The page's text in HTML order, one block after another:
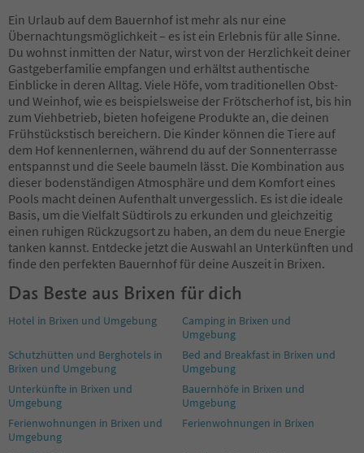
Ein Urlaub auf dem Bauernhof ist mehr als nur eine
Übernachtungsmöglichkeit – es ist ein Erlebnis für alle Sinne.
Du wohnst inmitten der Natur, wirst von der Herzlichkeit deiner
Gastgeberfamilie empfangen und erhältst authentische
Einblicke in deren Alltag. Viele Höfe, vom traditionellen Obst-
und Weinhof, wie es beispielsweise der Frötscherhof ist, bis hin
zum Viehbetrieb, bieten hofeigene Produkte an, die deinen
Frühstückstisch bereichern. Die Kinder können die Tiere auf
dem Hof kennenlernen, während du auf der Sonnenterrasse
entspannst und die Seele baumeln lässt. Die Kombination aus
dieser bodenständigen Atmosphäre und dem Komfort eines
Pools macht deinen Aufenthalt unvergesslich. Es ist die ideale
Basis, um die Vielfalt Südtirols zu erkunden und gleichzeitig
einen ruhigen Rückzugsort zu haben, an dem du neue Energie
tanken kannst. Entdecke jetzt die Auswahl an Unterkünften und
finde den perfekten Bauernhof für deine Auszeit in Brixen.
Das Beste aus Brixen für dich
Hotel in Brixen und Umgebung
Camping in Brixen und
Umgebung
Schutzhütten und Berghotels in
Brixen und Umgebung
Bed and Breakfast in Brixen und
Umgebung
Unterkünfte in Brixen und
Umgebung
Bauernhöfe in Brixen und
Umgebung
Ferienwohnungen in Brixen und
Umgebung
Ferienwohnungen in Brixen